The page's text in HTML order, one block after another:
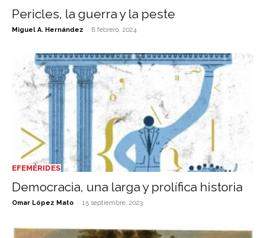
Pericles, la guerra y la peste
Miguel A. Hernández - 8 febrero, 2024
EFEMÉRIDES
Democracia, una larga y prolífica historia
Omar López Mato - 15 septiembre, 2023